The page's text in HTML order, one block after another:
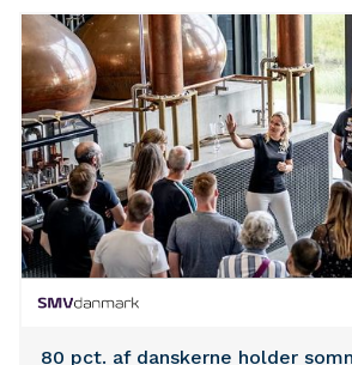
80 pct. af danskerne holder